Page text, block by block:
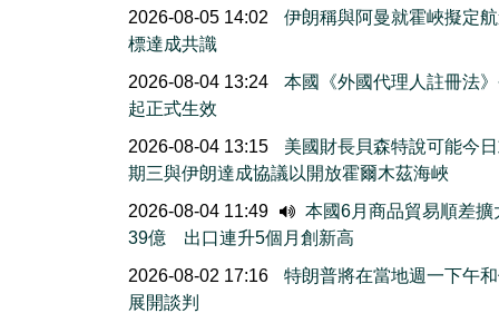
2026-08-05 14:02
伊朗稱與阿曼就霍峽擬定
標達成共識
2026-08-04 13:24
本國《外國代理人註冊法
起正式生效
2026-08-04 13:15
美國財長貝森特說可能今
期三與伊朗達成協議以開放霍爾木茲海峽
2026-08-04 11:49
本國6月商品貿易順差擴
39億 出口連升5個月創新高
2026-08-02 17:16
特朗普將在當地週一下午
展開談判